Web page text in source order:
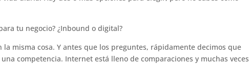
tu negocio? ¿Inbound o digital?
misma cosa. Y antes que los preguntes, rápidamente decimos que
competencia. Internet está lleno de comparaciones y muchas veces